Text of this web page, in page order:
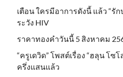
เตือน ใครมีอาการดังนี้ แล้ว “รั
ระวัง HIV
ราคาทองคำวันนี้ 5 สิงหาคม
“ครูเดวิด” โพสต์เรื่อง “ฮลุน โซ
ครึ่งแสนแล้ว